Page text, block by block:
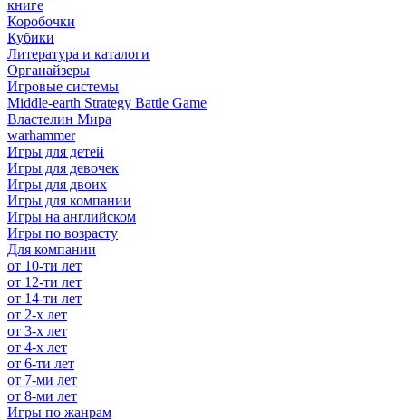
книге
Коробочки
Кубики
Литература и каталоги
Органайзеры
Игровые системы
Middle-earth Strategy Battle Game
Властелин Мира
warhammer
Игры для детей
Игры для девочек
Игры для двоих
Игры для компании
Игры на английском
Игры по возрасту
Для компании
от 10-ти лет
от 12-ти лет
от 14-ти лет
от 2-х лет
от 3-х лет
от 4-х лет
от 6-ти лет
от 7-ми лет
от 8-ми лет
Игры по жанрам